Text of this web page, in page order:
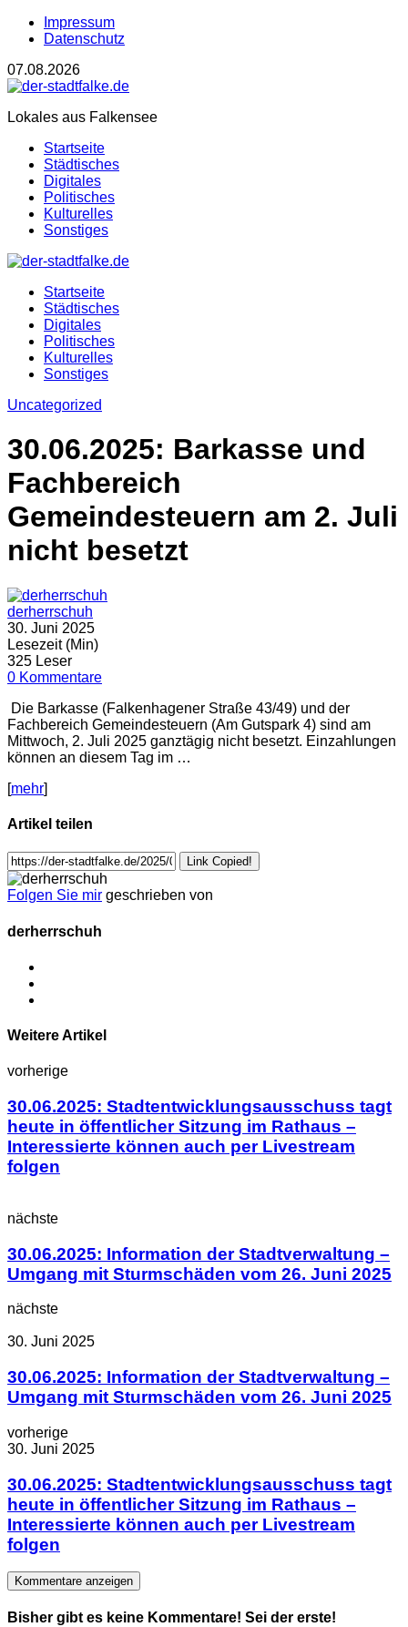
Impressum
Datenschutz
07.08.2026
Lokales aus Falkensee
Startseite
Städtisches
Digitales
Politisches
Kulturelles
Sonstiges
Startseite
Städtisches
Digitales
Politisches
Kulturelles
Sonstiges
Uncategorized
30.06.2025: Barkasse und
Fachbereich
Gemeindesteuern am 2. Juli
nicht besetzt
derherrschuh
30. Juni 2025
Lesezeit (Min)
325 Leser
0 Kommentare
Die Barkasse (Falkenhagener Straße 43/49) und der
Fachbereich Gemeindesteuern (Am Gutspark 4) sind am
Mittwoch, 2. Juli 2025 ganztägig nicht besetzt. Einzahlungen
können an diesem Tag im …
[mehr]
Artikel teilen
Link Copied!
Folgen Sie mir geschrieben von
derherrschuh
Weitere Artikel
vorherige
30.06.2025: Stadtentwicklungsausschuss tagt
heute in öffentlicher Sitzung im Rathaus –
Interessierte können auch per Livestream
folgen
nächste
30.06.2025: Information der Stadtverwaltung –
Umgang mit Sturmschäden vom 26. Juni 2025
nächste
30. Juni 2025
30.06.2025: Information der Stadtverwaltung –
Umgang mit Sturmschäden vom 26. Juni 2025
vorherige
30. Juni 2025
30.06.2025: Stadtentwicklungsausschuss tagt
heute in öffentlicher Sitzung im Rathaus –
Interessierte können auch per Livestream
folgen
Kommentare anzeigen
Bisher gibt es keine Kommentare! Sei der erste!